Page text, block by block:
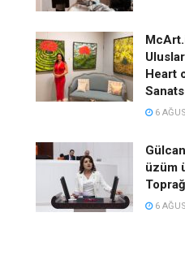
Heart
6
üzüm
6